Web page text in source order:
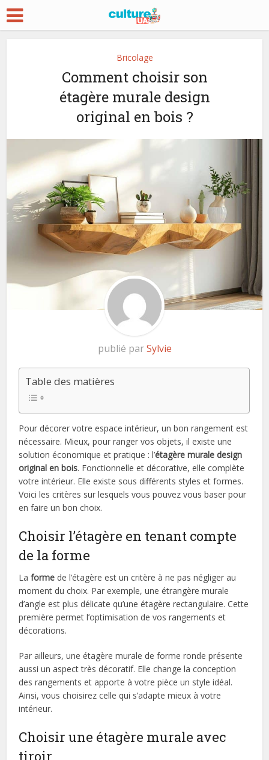
Bricolage
Comment choisir son
étagère murale design
original en bois ?
publié parSylvie
Table des matières
Pour décorer votre espace intérieur, un bon rangement est
nécessaire. Mieux, pour ranger vos objets, il existe une
solution économique et pratique : l’étagère murale design
original en bois. Fonctionnelle et décorative, elle complète
votre intérieur. Elle existe sous différents styles et formes.
Voici les critères sur lesquels vous pouvez vous baser pour
en faire un bon choix.
Choisir l’étagère en tenant compte
de la forme
Laforme de l’étagère est un critère à ne pas négliger au
moment du choix. Par exemple, une étrangère murale
d’angle est plus délicate qu’une étagère rectangulaire. Cette
première permet l’optimisation de vos rangements et
décorations.
Par ailleurs, une étagère murale de forme ronde présente
aussi un aspect très décoratif. Elle change la conception
des rangements et apporte à votre pièce un style idéal.
Ainsi, vous choisirez celle qui s’adapte mieux à votre
intérieur.
Choisir une étagère murale avec
tiroir